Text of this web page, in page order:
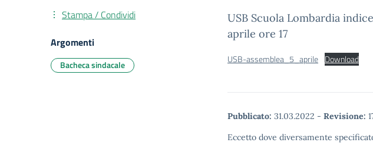
USB Scuola Lombardia
aprile ore 17
USB-assemblea_5_aprile Download
Pubblicato: 31.03.2022 - Revisione:
Eccetto dove diversamente
Stampa / Condividi
Argomenti
Bacheca sindacale